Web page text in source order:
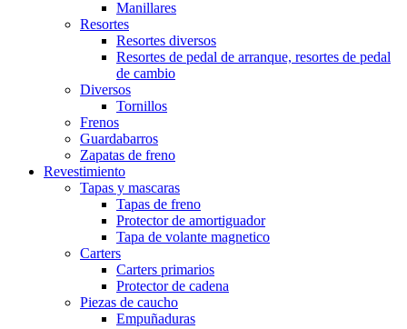
Manillares
Resortes
Resortes diversos
Resortes de pedal de arranque, resortes de pedal
de cambio
Diversos
Tornillos
Frenos
Guardabarros
Zapatas de freno
Revestimiento
Tapas y mascaras
Tapas de freno
Protector de amortiguador
Tapa de volante magnetico
Carters
Carters primarios
Protector de cadena
Piezas de caucho
Empuñaduras